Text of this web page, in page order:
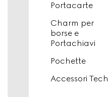
Portacarte
Charm per
borse e
Portachiavi
Pochette
Accessori Tech